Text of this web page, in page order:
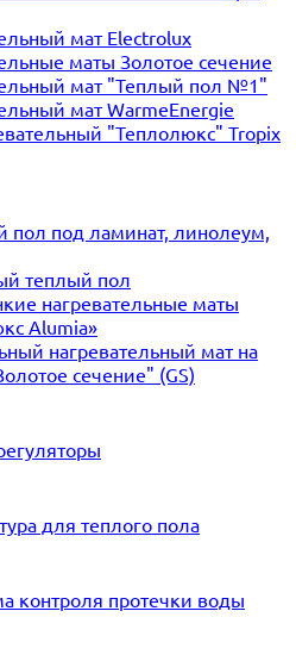
мат Electrolux
маты Золотое сечение
мат "Теплый пол №1"
мат WarmeEnergie
"Теплолюкс" Tropix
пол под ламинат, линолеум,
теплый пол
нагревательные маты
Alumia»
нагревательный мат на
сечение" (GS)
для теплого пола
контроля протечки воды